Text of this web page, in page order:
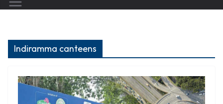
Indiramma canteens